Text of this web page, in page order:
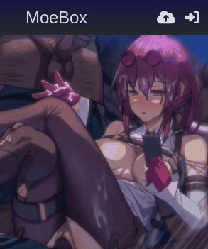
MoeBox